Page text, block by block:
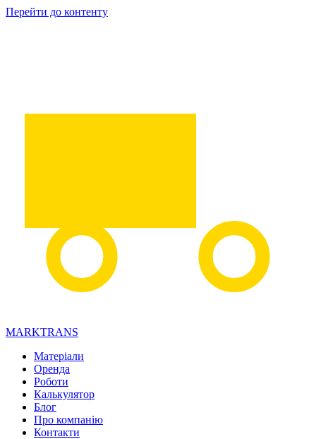
Перейти до контенту
MARKTRANS
Матеріали
Оренда
Роботи
Калькулятор
Блог
Про компанію
Контакти